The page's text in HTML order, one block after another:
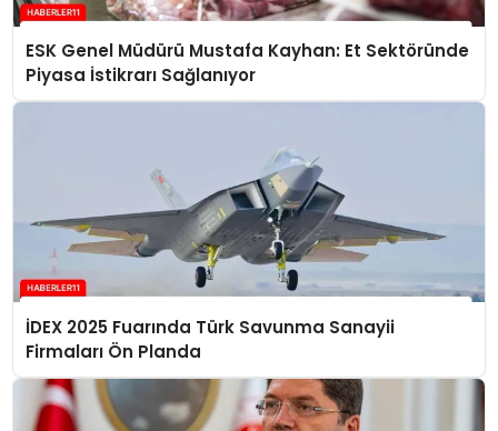
ESK Genel Müdürü Mustafa Kayhan: Et Sektöründe
Piyasa İstikrarı Sağlanıyor
İDEX 2025 Fuarında Türk Savunma Sanayii
Firmaları Ön Planda